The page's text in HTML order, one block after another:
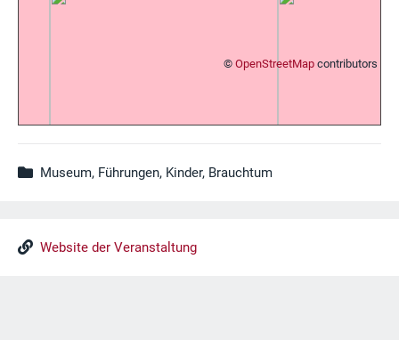
© OpenStreetMap contributors
Museum, Führungen, Kinder, Brauchtum
Website der Veranstaltung